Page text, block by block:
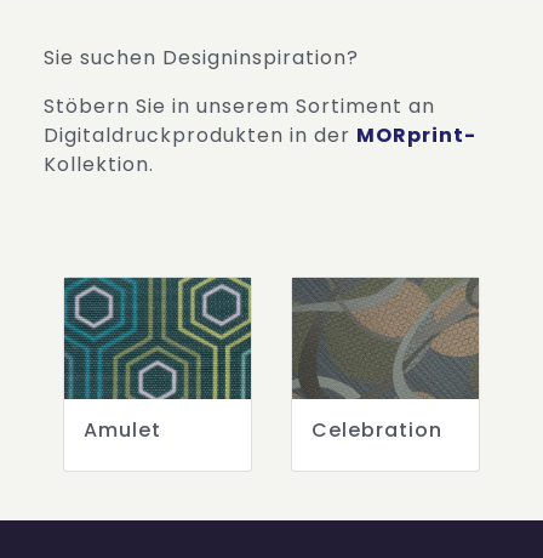
Sie suchen Designinspiration?
Stöbern Sie in unserem Sortiment an
Digitaldruckprodukten in der MORprint-
Kollektion.
Amulet Celebration